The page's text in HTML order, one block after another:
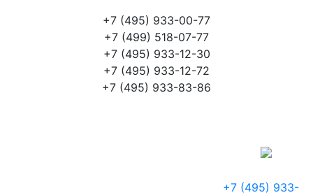
+7 (495) 933-00-77
+7 (499) 518-07-77
+7 (495) 933-12-30
+7 (495) 933-12-72
+7 (495) 933-83-86
+7 (495) 933-